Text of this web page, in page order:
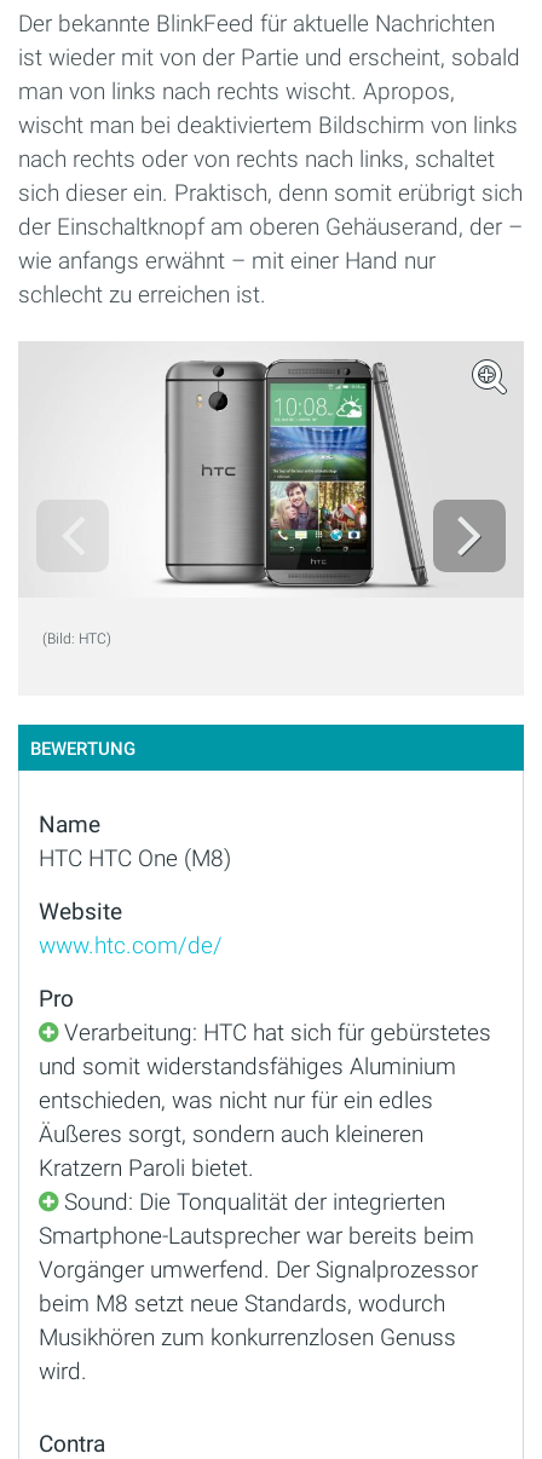
Der bekannte BlinkFeed für aktuelle Nachrichten
ist wieder mit von der Partie und erscheint, sobald
man von links nach rechts wischt. Apropos,
wischt man bei deaktiviertem Bildschirm von links
nach rechts oder von rechts nach links, schaltet
sich dieser ein. Praktisch, denn somit erübrigt sich
der Einschaltknopf am oberen Gehäuserand, der –
wie anfangs erwähnt – mit einer Hand nur
schlecht zu erreichen ist.
(Bild: HTC)
BEWERTUNG
Name
HTC HTC One (M8)
Website
www.htc.com/de/
Pro
Verarbeitung: HTC hat sich für gebürstetes
und somit widerstandsfähiges Aluminium
entschieden, was nicht nur für ein edles
Äußeres sorgt, sondern auch kleineren
Kratzern Paroli bietet.
Sound: Die Tonqualität der integrierten
Smartphone-Lautsprecher war bereits beim
Vorgänger umwerfend. Der Signalprozessor
beim M8 setzt neue Standards, wodurch
Musikhören zum konkurrenzlosen Genuss
wird.
Contra